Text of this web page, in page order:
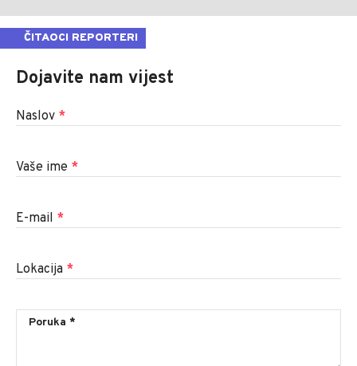
ČITAOCI REPORTERI
Dojavite nam vijest
Naslov *
Vaše ime *
E-mail *
Lokacija *